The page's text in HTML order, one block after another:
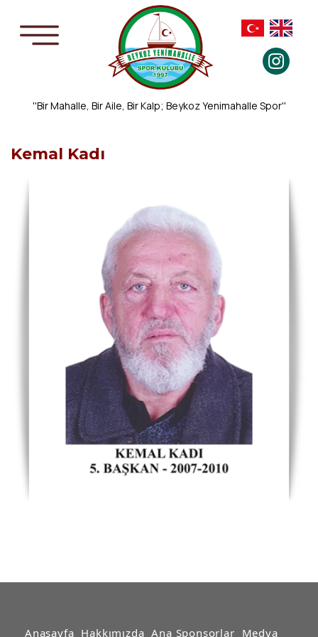
Kemal Kadı
''Bir Mahalle, Bir Aile, Bir Kalp; Beykoz Yenimahalle Spor''
Anasayfa Hakkımızda Ana Sponsorlar Medya